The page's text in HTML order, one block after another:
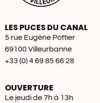
LES PUCES DU CANAL
5 rue Eugène Pottier
69100 Villeurbanne
+33 (0) 4 69 85 66 28
OUVERTURE
Le jeudi de 7h à 13h